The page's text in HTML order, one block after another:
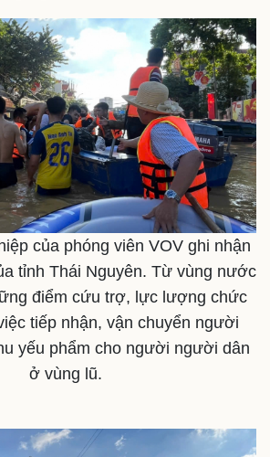
Multimedia
Video
Ảnh
E-Magazine
của phóng viên VOV ghi nhận
tỉnh Thái Nguyên. Từ vùng nước
điểm cứu trợ, lực lượng chức
tiếp nhận, vận chuyển người
yếu phẩm cho người người dân
ở vùng lũ.